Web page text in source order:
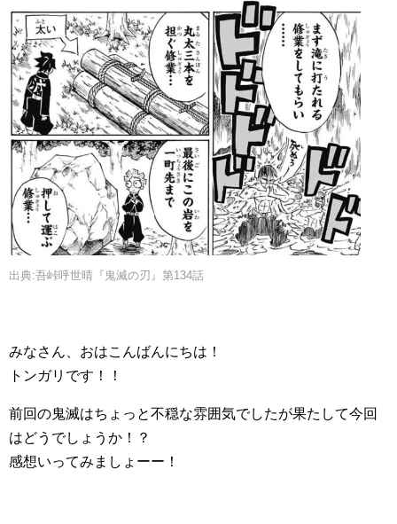
出典:吾峠呼世晴『鬼滅の刃』第134話
みなさん、おはこんばんにちは！
トンガリです！！
前回の鬼滅はちょっと不穏な雰囲気でしたが果たして今回
はどうでしょうか！？
感想いってみましょーー！